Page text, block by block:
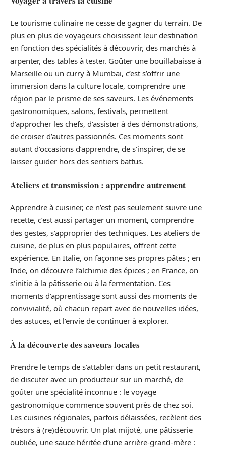
Le tourisme culinaire ne cesse de gagner du terrain. De
plus en plus de voyageurs choisissent leur destination
en fonction des spécialités à découvrir, des marchés à
arpenter, des tables à tester. Goûter une bouillabaisse à
Marseille ou un curry à Mumbai, c’est s’offrir une
immersion dans la culture locale, comprendre une
région par le prisme de ses saveurs. Les événements
gastronomiques, salons, festivals, permettent
d’approcher les chefs, d’assister à des démonstrations,
de croiser d’autres passionnés. Ces moments sont
autant d’occasions d’apprendre, de s’inspirer, de se
laisser guider hors des sentiers battus.
Ateliers et transmission : apprendre autrement
Apprendre à cuisiner, ce n’est pas seulement suivre une
recette, c’est aussi partager un moment, comprendre
des gestes, s’approprier des techniques. Les ateliers de
cuisine, de plus en plus populaires, offrent cette
expérience. En Italie, on façonne ses propres pâtes ; en
Inde, on découvre l’alchimie des épices ; en France, on
s’initie à la pâtisserie ou à la fermentation. Ces
moments d’apprentissage sont aussi des moments de
convivialité, où chacun repart avec de nouvelles idées,
des astuces, et l’envie de continuer à explorer.
À la découverte des saveurs locales
Prendre le temps de s’attabler dans un petit restaurant,
de discuter avec un producteur sur un marché, de
goûter une spécialité inconnue : le voyage
gastronomique commence souvent près de chez soi.
Les cuisines régionales, parfois délaissées, recèlent des
trésors à (re)découvrir. Un plat mijoté, une pâtisserie
oubliée, une sauce héritée d’une arrière-grand-mère :